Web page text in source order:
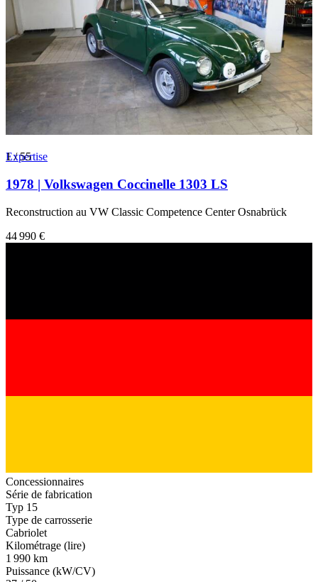
1/55
Expertise
1978 | Volkswagen Coccinelle 1303 LS
Reconstruction au VW Classic Competence Center Osnabrück
44 990 €
Concessionnaires
Série de fabrication
Typ 15
Type de carrosserie
Cabriolet
Kilométrage (lire)
1 990 km
Puissance (kW/CV)